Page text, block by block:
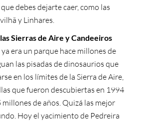
debes dejarte caer, como las
y Linhares.
Sierras de Aire y Candeeiros
era un parque hace millones de
las pisadas de dinosaurios que
en los límites de la Sierra de Aire,
que fueron descubiertas en 1994
de años. Quizá las mejor
Hoy el yacimiento de Pedreira